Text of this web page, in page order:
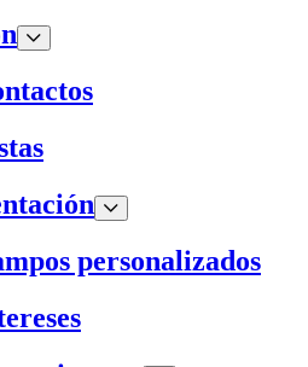
personalizados